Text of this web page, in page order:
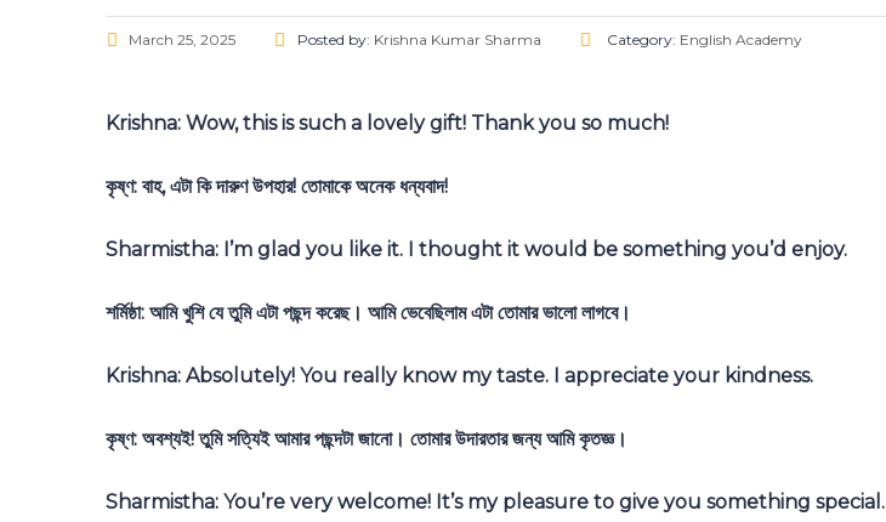
March 25, 2025 Posted by: Krishna Kumar Sharma Category: English Academy
Krishna: Wow, this is such a lovely gift! Thank you so much!
কৃষ্ণ: বাহ, এটা কি দারুণ উপহার! তোমাকে অনেক ধন্যবাদ!
Sharmistha: I’m glad you like it. I thought it would be something you’d enjoy.
শর্মিষ্ঠা: আমি খুশি যে তুমি এটা পছন্দ করেছ। আমি ভেবেছিলাম এটা তোমার ভালো লাগবে।
Krishna: Absolutely! You really know my taste. I appreciate your kindness.
কৃষ্ণ: অবশ্যই! তুমি সত্যিই আমার পছন্দটা জানো। তোমার উদারতার জন্য আমি কৃতজ্ঞ।
Sharmistha: You’re very welcome! It’s my pleasure to give you something special.